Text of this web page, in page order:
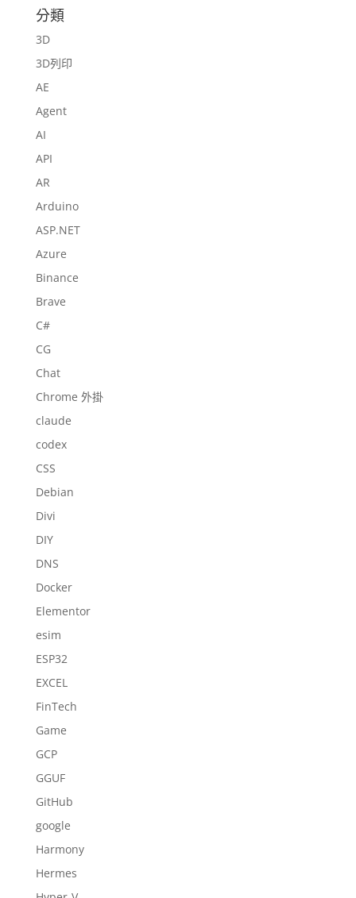
分類
3D
3D列印
AE
Agent
AI
API
AR
Arduino
ASP.NET
Azure
Binance
Brave
C#
CG
Chat
Chrome 外掛
claude
codex
CSS
Debian
Divi
DIY
DNS
Docker
Elementor
esim
ESP32
EXCEL
FinTech
Game
GCP
GGUF
GitHub
google
Harmony
Hermes